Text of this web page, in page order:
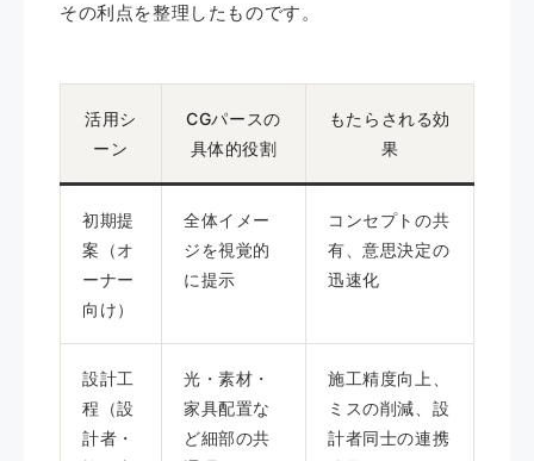
その利点を整理したものです。
活用シ
ーン
CGパースの
具体的役割
もたらされる効
果
初期提
案（オ
ーナー
向け）
全体イメー
ジを視覚的
に提示
コンセプトの共
有、意思決定の
迅速化
設計工
程（設
計者・
光・素材・
家具配置な
ど細部の共
施工精度向上、
ミスの削減、設
計者同士の連携